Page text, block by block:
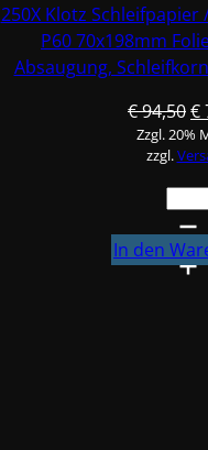
3
250X Klotz
P60 70x198mm
Absaugung,
€94,50
€
€
Zzgl. 20%
zzgl.
250X
Klotz
In den